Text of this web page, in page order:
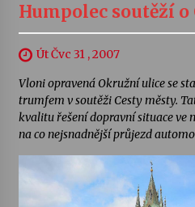
Humpolec soutěží o
Út Čvc 31 , 2007
Vloni opravená Okružní ulice se
trumfem v soutěži Cesty městy.
kvalitu řešení dopravní situace ve
na co nejsnadnější průjezd